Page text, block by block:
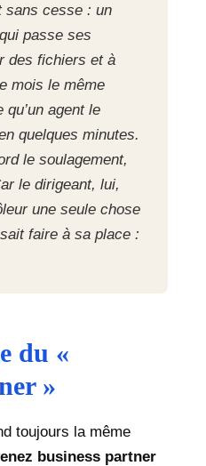
sans cesse : un
passe ses
des fichiers et à
mois le même
agent le
quelques minutes.
le soulagement,
le dirigeant, lui,
une seule chose
faire à sa place :
du «
»
toujours la même
business partner